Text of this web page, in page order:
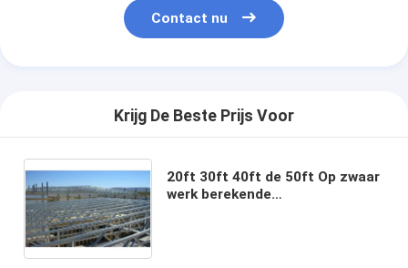
Contact nu
Krijg De Beste Prijs Voor
20ft 30ft 40ft de 50ft Op zwaar
werk berekende